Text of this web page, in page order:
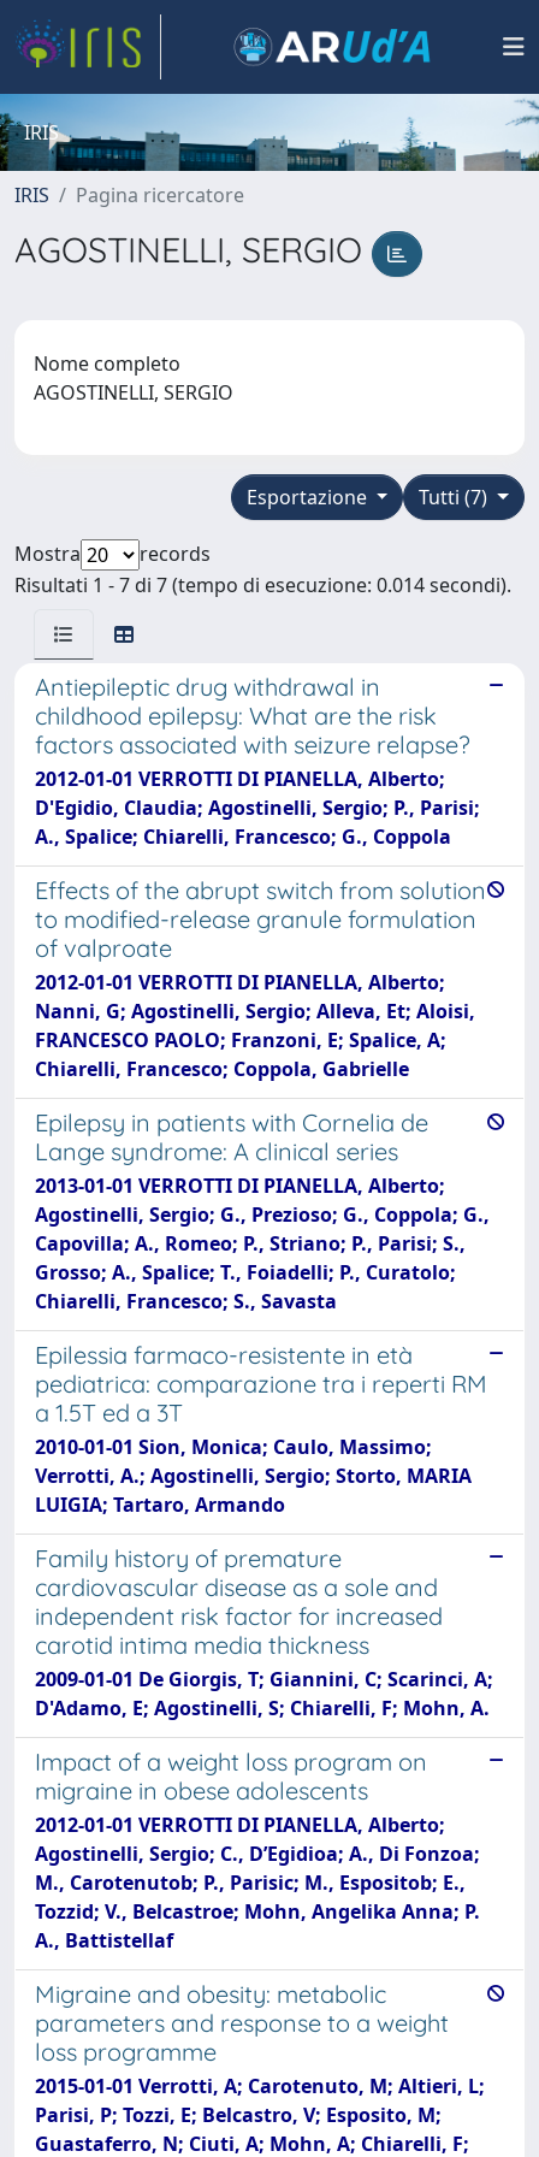
IRIS
IRIS Pagina ricercatore
AGOSTINELLI, SERGIO
Nome completo
AGOSTINELLI, SERGIO
Tutti (7)
Esportazione
Mostra
records
Risultati 1 - 7 di 7 (tempo di esecuzione: 0.014 secondi).
Antiepileptic drug withdrawal in
childhood epilepsy: What are the risk
factors associated with seizure relapse?
2012-01-01 VERROTTI DI PIANELLA, Alberto;
D'Egidio, Claudia; Agostinelli, Sergio; P., Parisi;
A., Spalice; Chiarelli, Francesco; G., Coppola
Effects of the abrupt switch from solution
to modified-release granule formulation
of valproate
2012-01-01 VERROTTI DI PIANELLA, Alberto;
Nanni, G; Agostinelli, Sergio; Alleva, Et; Aloisi,
FRANCESCO PAOLO; Franzoni, E; Spalice, A;
Chiarelli, Francesco; Coppola, Gabrielle
Epilepsy in patients with Cornelia de
Lange syndrome: A clinical series
2013-01-01 VERROTTI DI PIANELLA, Alberto;
Agostinelli, Sergio; G., Prezioso; G., Coppola; G.,
Capovilla; A., Romeo; P., Striano; P., Parisi; S.,
Grosso; A., Spalice; T., Foiadelli; P., Curatolo;
Chiarelli, Francesco; S., Savasta
Epilessia farmaco-resistente in età
pediatrica: comparazione tra i reperti RM
a 1.5T ed a 3T
2010-01-01 Sion, Monica; Caulo, Massimo;
Verrotti, A.; Agostinelli, Sergio; Storto, MARIA
LUIGIA; Tartaro, Armando
Family history of premature
cardiovascular disease as a sole and
independent risk factor for increased
carotid intima media thickness
2009-01-01 De Giorgis, T; Giannini, C; Scarinci, A;
D'Adamo, E; Agostinelli, S; Chiarelli, F; Mohn, A.
Impact of a weight loss program on
migraine in obese adolescents
2012-01-01 VERROTTI DI PIANELLA, Alberto;
Agostinelli, Sergio; C., D’Egidioa; A., Di Fonzoa;
M., Carotenutob; P., Parisic; M., Espositob; E.,
Tozzid; V., Belcastroe; Mohn, Angelika Anna; P.
A., Battistellaf
Migraine and obesity: metabolic
parameters and response to a weight
loss programme
2015-01-01 Verrotti, A; Carotenuto, M; Altieri, L;
Parisi, P; Tozzi, E; Belcastro, V; Esposito, M;
Guastaferro, N; Ciuti, A; Mohn, A; Chiarelli, F;